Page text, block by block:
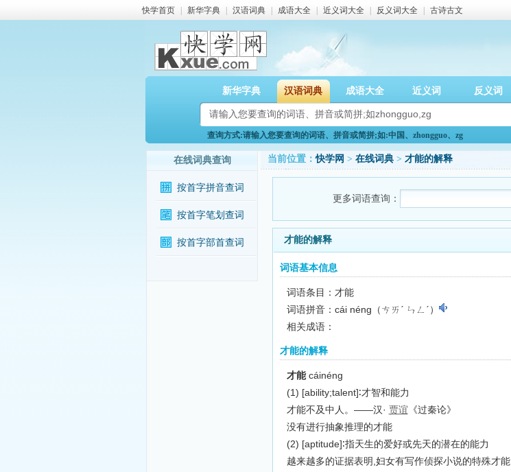
快学首页 新华字典 汉语词典 成语大全 近义词大全 反义词大全 古诗古文
新华字典 汉语词典 成语大全 近义词 反义词
查询方式:请输入您要查询的词语、拼音或简拼;如:中国、zhongguo、zg
在线词典查询
按首字拼音查词
按首字笔划查词
按首字部首查词
当前位置：快学网 > 在线词典 > 才能的解释
更多词语查询：
才能的解释
词语基本信息
词语条目：才能
词语拼音：cái néng（ㄘㄞˊ ㄣㄥˊ）
相关成语：
才能的解释
才能 cáinéng
(1) [ability;talent]∶才智和能力
才能不及中人。——汉· 贾谊《过秦论》
没有进行抽象推理的才能
(2) [aptitude]∶指天生的爱好或先天的潜在的能力
越来越多的证据表明,妇女有写作侦探小说的特殊才能